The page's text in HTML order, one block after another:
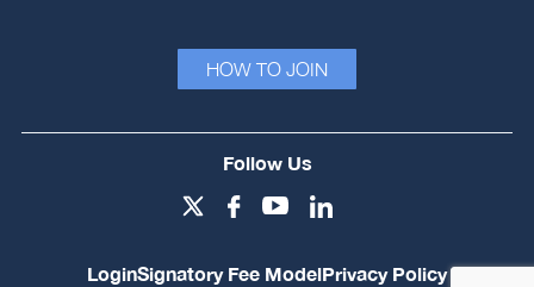
HOW TO JOIN
Follow Us
LoginSignatory Fee ModelPrivacy Policy